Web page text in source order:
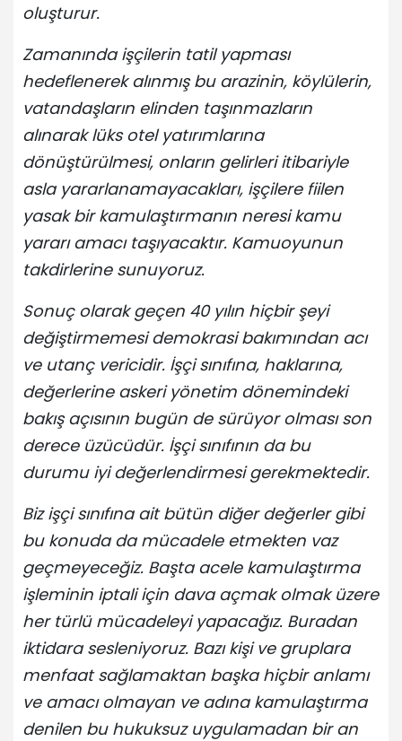
oluşturur.
Zamanında işçilerin tatil yapması
hedeflenerek alınmış bu arazinin, köylülerin,
vatandaşların elinden taşınmazların
alınarak lüks otel yatırımlarına
dönüştürülmesi, onların gelirleri itibariyle
asla yararlanamayacakları, işçilere fiilen
yasak bir kamulaştırmanın neresi kamu
yararı amacı taşıyacaktır. Kamuoyunun
takdirlerine sunuyoruz.
Sonuç olarak geçen 40 yılın hiçbir şeyi
değiştirmemesi demokrasi bakımından acı
ve utanç vericidir. İşçi sınıfına, haklarına,
değerlerine askeri yönetim dönemindeki
bakış açısının bugün de sürüyor olması son
derece üzücüdür. İşçi sınıfının da bu
durumu iyi değerlendirmesi gerekmektedir.
Biz işçi sınıfına ait bütün diğer değerler gibi
bu konuda da mücadele etmekten vaz
geçmeyeceğiz. Başta acele kamulaştırma
işleminin iptali için dava açmak olmak üzere
her türlü mücadeleyi yapacağız. Buradan
iktidara sesleniyoruz. Bazı kişi ve gruplara
menfaat sağlamaktan başka hiçbir anlamı
ve amacı olmayan ve adına kamulaştırma
denilen bu hukuksuz uygulamadan bir an